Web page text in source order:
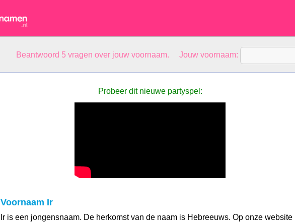
Beantwoord 5 vragen over jouw voornaam. Jouw voornaam:
Probeer dit nieuwe partyspel:
Voornaam Ir
Ir is een jongensnaam. De herkomst van de naam is Hebreeuws. Op onze website